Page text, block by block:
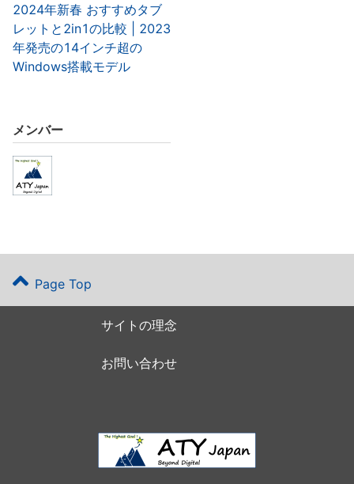
2024年新春 おすすめタブ
レットと2in1の比較 | 2023
年発売の14インチ超の
Windows搭載モデル
メンバー
Page Top
サイトの理念
お問い合わせ